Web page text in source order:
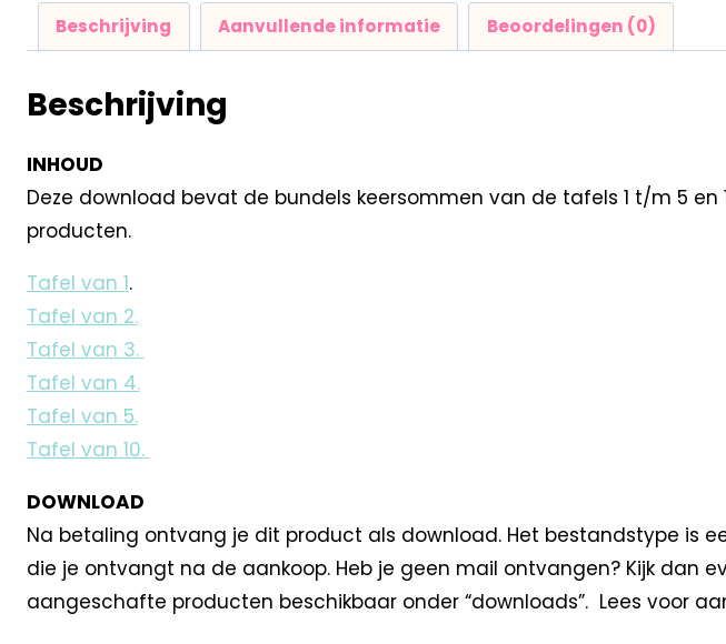
Beschrijving Aanvullende informatie Beoordelingen (0)
Beschrijving
INHOUD
Deze download bevat de bundels keersommen van de tafels 1 t/m 5
producten.
Tafel van 1.
Tafel van 2.
Tafel van 3.
Tafel van 4.
Tafel van 5.
Tafel van 10.
DOWNLOAD
Na betaling ontvang je dit product als download. Het bestandstype is
die je ontvangt na de aankoop. Heb je geen mail ontvangen? Kijk dan
aangeschafte producten beschikbaar onder “downloads”. Lees voor